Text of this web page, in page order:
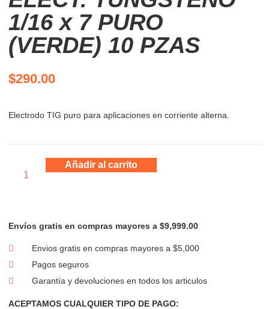
1/16 x 7 PURO
(VERDE) 10 PZAS
$290.00
Electrodo TIG puro para aplicaciones en corriente alterna.
Añadir al carrito
Envíos gratis en compras mayores a $9,999.00
Envios gratis en compras mayores a $5,000
Pagos seguros
Garantía y devoluciones en todos los articulos
ACEPTAMOS CUALQUIER TIPO DE PAGO: